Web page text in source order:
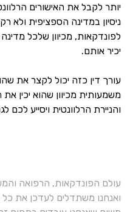
יותר לקבל את האישורים
ניסיון במדינה הספציפית ולא
לפונדקאות, מכיוון שלכל
יכיר אותם.
עורך דין כזה יכול לקצר את
משמעותית מכיוון שהוא יכין
והניירת הרלוונטית ויסייע
עולם הפונדקאות, הרפואה
ואנחנו משתדלים לעדכן את